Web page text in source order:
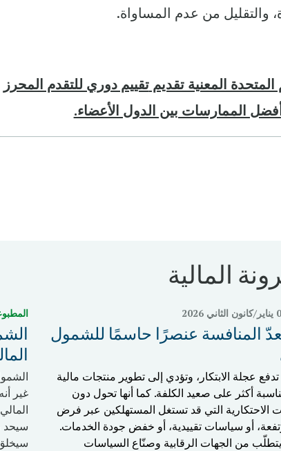
والتقليل من عدم المساواة.
المعنية تقديمتقييم دوري للتقدم المحرز
الممارسات بين الدول الأعضاء.
المالية
2026
المنافسة عنصرًا حاسمًا للشمول
عجلة الابتكار، وتؤدي إلى تطوير منتجات مالية
أكثر على صعيد الكلفة. كما أنها تحول دون
الاحتكارية التي قد تستغل المستهلكين عبر فرض
أو سياسات تقييدية، أو خفض جودة الخدمات.
من الجهات الرقابية وصنّاع السياسات
غير
سيحد